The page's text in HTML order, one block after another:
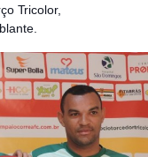
Tricolor,